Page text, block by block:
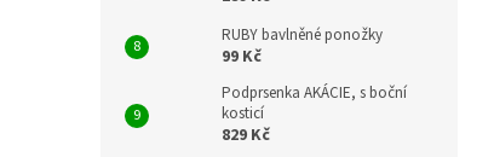
RUBY bavlněné ponožky
99 Kč
Podprsenka AKÁCIE, s boční
kosticí
829 Kč